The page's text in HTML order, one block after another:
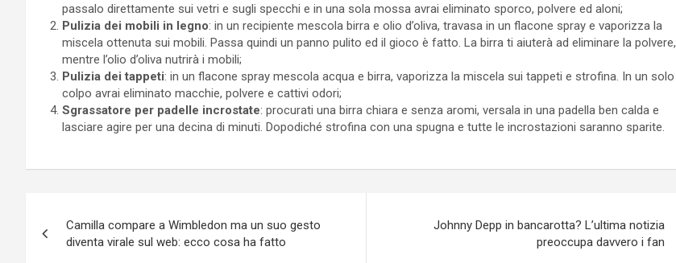
passalo direttamente sui vetri e sugli specchi e in una sola mossa avrai eliminato sporco, polvere ed aloni;
Pulizia dei mobili in legno: in un recipiente mescola birra e olio d’oliva, travasa in un flacone spray e vaporizza la
miscela ottenuta sui mobili. Passa quindi un panno pulito ed il gioco è fatto. La birra ti aiuterà ad eliminare la polvere,
mentre l’olio d’oliva nutrirà i mobili;
Pulizia dei tappeti: in un flacone spray mescola acqua e birra, vaporizza la miscela sui tappeti e strofina. In un solo
colpo avrai eliminato macchie, polvere e cattivi odori;
Sgrassatore per padelle incrostate: procurati una birra chiara e senza aromi, versala in una padella ben calda e
lasciare agire per una decina di minuti. Dopodiché strofina con una spugna e tutte le incrostazioni saranno sparite.
articoli
Camilla compare a Wimbledon ma un suo gesto
diventa virale sul web: ecco cosa ha fatto
Johnny Depp in bancarotta? L’ultima notizia
preoccupa davvero i fan